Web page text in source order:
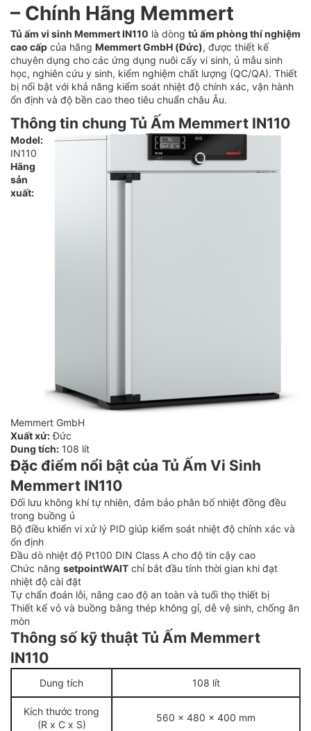
– Chính Hãng Memmert
Tủ ấm vi sinh Memmert IN110 là dòng tủ ấm phòng thí nghiệm
cao cấp của hãng Memmert GmbH (Đức), được thiết kế
chuyên dụng cho các ứng dụng nuôi cấy vi sinh, ủ mẫu sinh
học, nghiên cứu y sinh, kiểm nghiệm chất lượng (QC/QA). Thiết
bị nổi bật với khả năng kiểm soát nhiệt độ chính xác, vận hành
ổn định và độ bền cao theo tiêu chuẩn châu Âu.
Thông tin chung Tủ Ấm Memmert IN110
Model:
IN110
Hãng
sản
xuất:
Memmert GmbH
Xuất xứ:Đức
Dung tích: 108 lít
Đặc điểm nổi bật của Tủ Ấm Vi Sinh
Memmert IN110
Đối lưu không khí tự nhiên, đảm bảo phân bố nhiệt đồng đều
trong buồng ủ
Bộ điều khiển vi xử lý PID giúp kiểm soát nhiệt độ chính xác và
ổn định
Đầu dò nhiệt độ Pt100 DIN Class A cho độ tin cậy cao
Chức năng setpointWAIT chỉ bắt đầu tính thời gian khi đạt
nhiệt độ cài đặt
Tự chẩn đoán lỗi, nâng cao độ an toàn và tuổi thọ thiết bị
Thiết kế vỏ và buồng bằng thép không gỉ, dễ vệ sinh, chống ăn
mòn
Thông số kỹ thuật Tủ Ấm Memmert
IN110
Dung tích 108 lít
Kích thước trong
(R x C x S)
560 x 480 x 400 mm